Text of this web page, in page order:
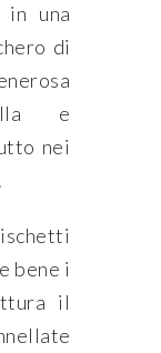
una
di
e
nei
bene i
il